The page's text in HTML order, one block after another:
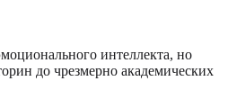
интеллекта, но
до чрезмерно академических